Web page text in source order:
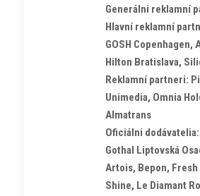
Generálni reklamní
Hlavní reklamní
GOSH
Hilton Bratislava,
Reklamní partneri:
Unimedia, Omnia
Almatrans
Oficiálni
Gothal Liptovská
Artois, Bepon, Fresh
Shine, Le Diamant